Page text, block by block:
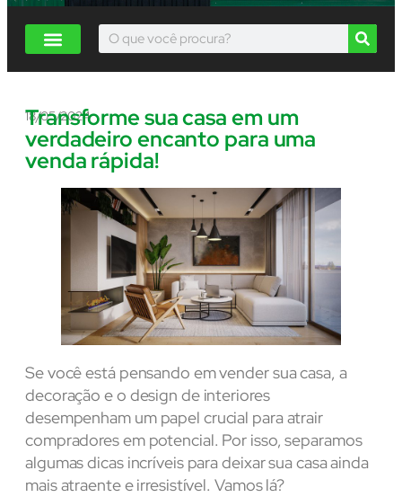
18/05/2024
Transforme sua casa em um
verdadeiro encanto para uma
venda rápida!
Se você está pensando em vender sua casa, a
decoração e o design de interiores
desempenham um papel crucial para atrair
compradores em potencial. Por isso, separamos
algumas dicas incríveis para deixar sua casa ainda
mais atraente e irresistível. Vamos lá?